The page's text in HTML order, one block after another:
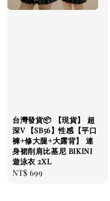
台灣發貨📦 【現貨】 超
深V 【SB56】性感【平口
褲+修大腿+大露背】 連
身裙削肩比基尼 BIKINI
遊泳衣 2XL
Regular
NT$ 699